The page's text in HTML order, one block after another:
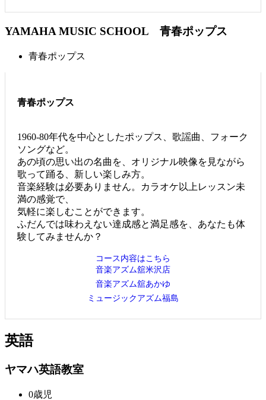
YAMAHA MUSIC SCHOOL 青春ポップス
青春ポップス
青春ポップス
1960-80年代を中心としたポップス、歌謡曲、フォーク
ソングなど。
あの頃の思い出の名曲を、オリジナル映像を見ながら
歌って踊る、新しい楽しみ方。
音楽経験は必要ありません。カラオケ以上レッスン未
満の感覚で、
気軽に楽しむことができます。
ふだんでは味わえない達成感と満足感を、あなたも体
験してみませんか？
コース内容はこちら
音楽アズム舘米沢店
音楽アズム舘あかゆ
ミュージックアズム福島
英語
ヤマハ英語教室
0歳児